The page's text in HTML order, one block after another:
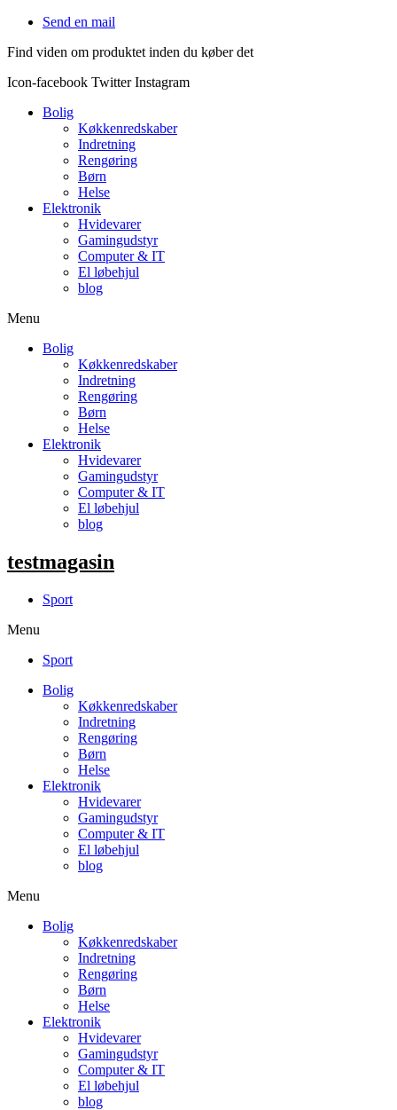
Videre
indhold
Send en mail
Find viden om produktet inden du køber det
Icon-facebook Twitter Instagram
Bolig
Køkkenredskaber
Indretning
Rengøring
Børn
Helse
Elektronik
Hvidevarer
Gamingudstyr
Computer & IT
El løbehjul
blog
Menu
Bolig
Køkkenredskaber
Indretning
Rengøring
Børn
Helse
Elektronik
Hvidevarer
Gamingudstyr
Computer & IT
El løbehjul
blog
testmagasin
Sport
Menu
Sport
Bolig
Køkkenredskaber
Indretning
Rengøring
Børn
Helse
Elektronik
Hvidevarer
Gamingudstyr
Computer & IT
El løbehjul
blog
Menu
Bolig
Køkkenredskaber
Indretning
Rengøring
Børn
Helse
Elektronik
Hvidevarer
Gamingudstyr
Computer & IT
El løbehjul
blog